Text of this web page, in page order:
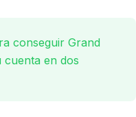
conseguir Grand
en dos